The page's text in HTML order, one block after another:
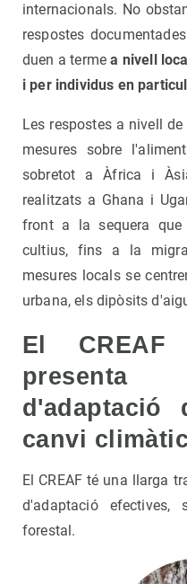
internacionals. No
respostes
duen a termea nivell
i per individus en
Les respostes a nivell
mesures sobre
sobretot a Àfrica i
realitzats a Ghana i
front a la sequera
cultius, fins a la
mesures locals se
urbana, els dipòsits
El
d'adaptació
canvi climàtic
El CREAF té una llarga
d'adaptació efectives,
forestal.